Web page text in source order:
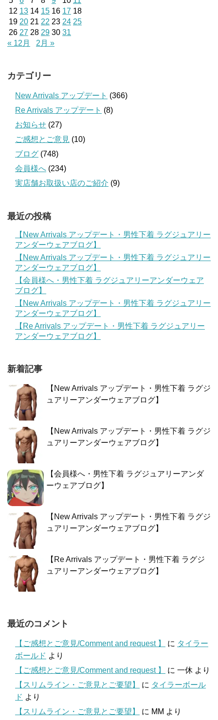
12 13 14 15 16 17 18
19 20 21 22 23 24 25
26 27 28 29 30 31
« 12月
2月 »
カテゴリー
New Arrivals アップデート (366)
Re Arrivals アップデート (8)
お知らせ (27)
ご感想とご意見 (10)
ブログ (748)
会員様へ (234)
実店舗お取扱い店のご紹介 (9)
最近の投稿
【New Arrivals アップデート・男性下着 ラグジュアリー
アンダーウェアブログ】
【New Arrivals アップデート・男性下着 ラグジュアリー
アンダーウェアブログ】
【会員様へ・男性下着 ラグジュアリーアンダーウェア
ブログ】
【New Arrivals アップデート・男性下着 ラグジュアリー
アンダーウェアブログ】
【Re Arrivals アップデート・男性下着 ラグジュアリー
アンダーウェアブログ】
新着記事
【New Arrivals アップデート・男性下着 ラグジ
ュアリーアンダーウェアブログ】
【New Arrivals アップデート・男性下着 ラグジ
ュアリーアンダーウェアブログ】
【会員様へ・男性下着 ラグジュアリーアンダ
ーウェアブログ】
【New Arrivals アップデート・男性下着 ラグジ
ュアリーアンダーウェアブログ】
【Re Arrivals アップデート・男性下着 ラグジ
ュアリーアンダーウェアブログ】
最近のコメント
【ご感想とご意見/Comment and request 】 に タイラー
ボールド より
【ご感想とご意見/Comment and request 】
に 一休 より
【スリムライン・ご意見とご要望】
に タイラーボール
ド より
【スリムライン・ご意見とご要望】
に MM より